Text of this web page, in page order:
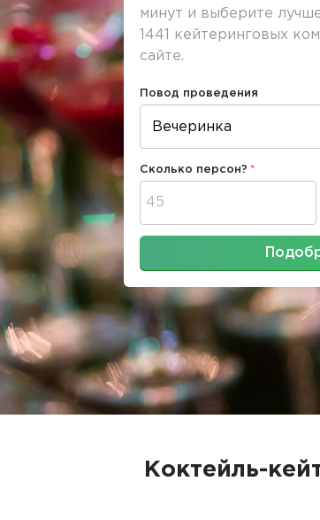
минут и выберите
1441 кейтеринговых
сайте.
Повод проведения
Сколько персон?
Коктейль-